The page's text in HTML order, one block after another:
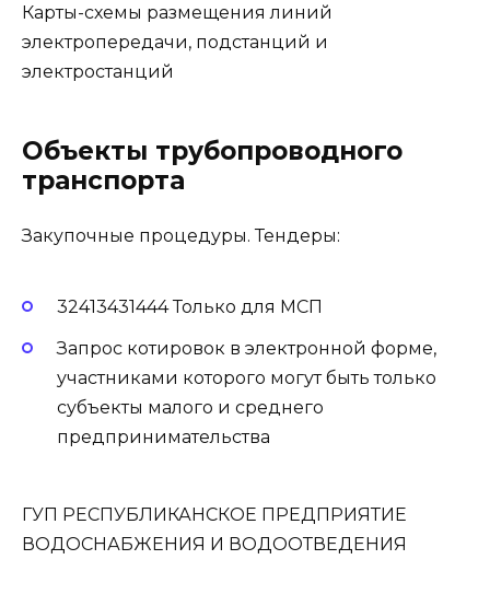
Карты-схемы размещения линий
электропередачи, подстанций и
электростанций
Объекты трубопроводного
транспорта
Закупочные процедуры. Тендеры:
32413431444 Только для МСП
Запрос котировок в электронной форме,
участниками которого могут быть только
субъекты малого и среднего
предпринимательства
ГУП РЕСПУБЛИКАНСКОЕ ПРЕДПРИЯТИЕ
ВОДОСНАБЖЕНИЯ И ВОДООТВЕДЕНИЯ